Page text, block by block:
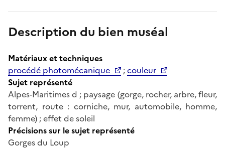
Description du bien muséal
Matériaux et techniques
procédé photomécanique
;couleur
Sujet représenté
Alpes-Maritimes d ; paysage (gorge, rocher, arbre, fleur,
torrent, route : corniche, mur, automobile, homme,
femme) ; effet de soleil
Précisions sur le sujet représenté
Gorges du Loup